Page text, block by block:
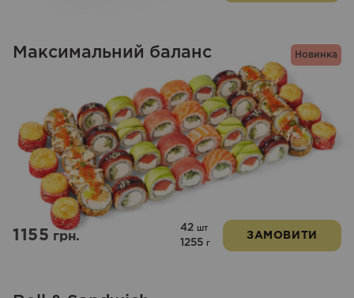
Новинка
Максимальний баланс
1155грн.
42 шт
1255 г
ЗАМОВИТИ